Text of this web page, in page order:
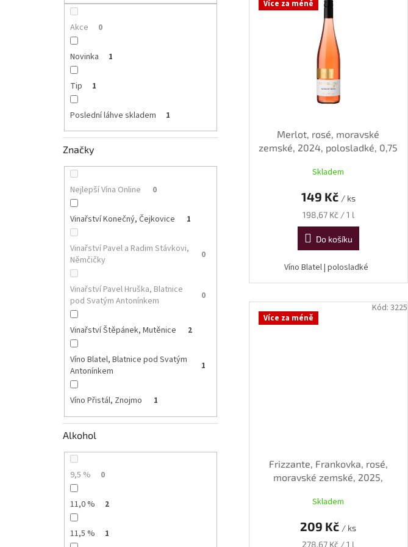
Akce 0
Novinka 1
Tip 1
Poslední láhve skladem 1
Značky
Nejlepší Vína Online 0
Vinařství Konečný, Čejkovice 1
Vinařství Pavel a Radim Stávkovi,
Němčičky
0
Vinařství Pavel Hruška, Blatnice
pod Svatým Antonínkem
0
Vinařství Štěpánek, Mutěnice 2
Víno Blatel, Blatnice pod Svatým
Antonínkem
1
Víno Přistál, Znojmo 1
Alkohol
9,5 % 0
11,0 % 2
11,5 % 1
Více za méně
Merlot, rosé, moravské
zemské, 2024, polosladké, 0,75
Skladem
149 Kč / ks
Měrná
cena:
198,67 Kč / 1 l
Do košíku
Víno Blatel | polosladké
Více za méně
Frizzante, Frankovka, rosé,
moravské zemské, 2025,
Skladem
209 Kč / ks
Měrná
278,67 Kč / 1 l
Kód: 3225